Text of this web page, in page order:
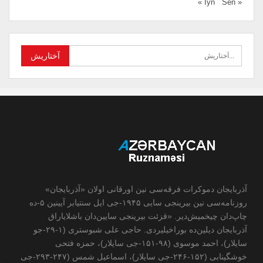
« İyn
Sen »
آذربایجان دموکرات فرقه‌سی نین اورقانی اولان «آذربایجان»
روزنامه‌سی نین بیرینجی سایی ۱۹۴۵-جی ایل سنتیابر آیینین ۵-ده
چاپ‌دان چیخمیش‌دیر. «قزئت بیرینجی سایین‌دان باشلایاراق
آذربایجان دیلین‌ده بوراخیلیردی. حاجی علی شبوستری (۱-۲۹-جو
سایلار)، احمد موسوی (۹۸-۱۵۱-جی سایلار)، حمزه فتحی
خوشگینابی (۱۵۲-۲۴۶-جی سایلار)، اسماعیل شمس (۲۴۷-۲۹۳-جی